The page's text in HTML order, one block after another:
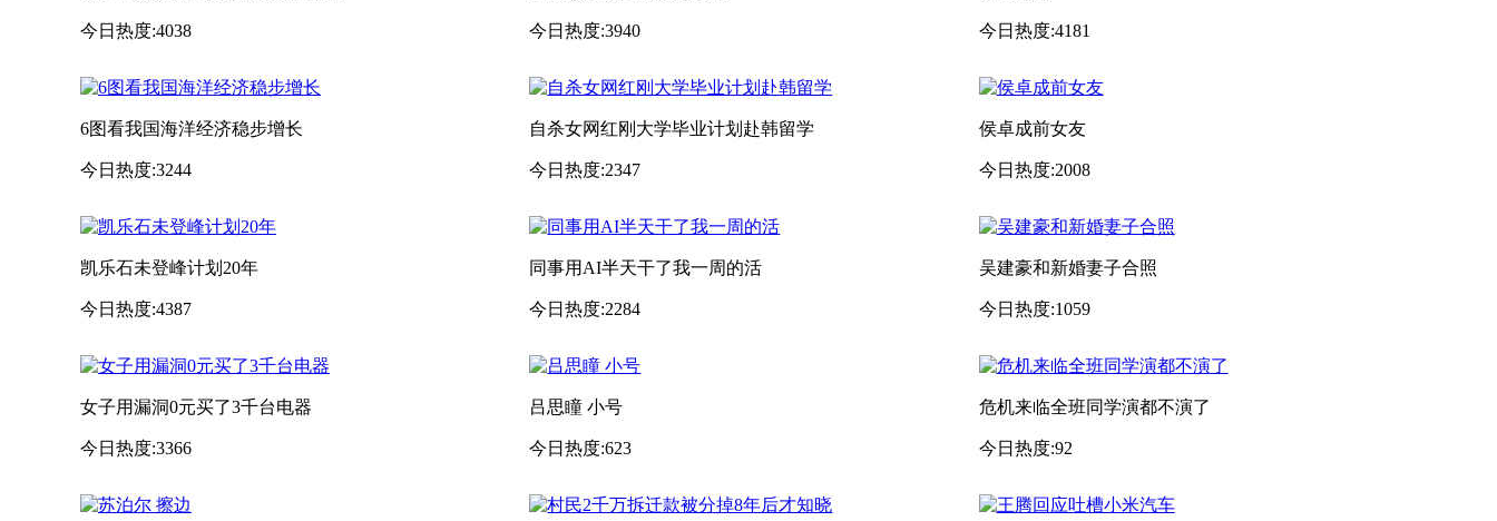
今日热度:4038
6图看我国海洋经济稳步增长
今日热度:3244
凯乐石未登峰计划20年
今日热度:4387
女子用漏洞0元买了3千台电器
今日热度:3366
今日热度:3940
自杀女网红刚大学毕业计划赴韩留学
今日热度:2347
同事用AI半天干了我一周的活
今日热度:2284
吕思瞳 小号
今日热度:623
今日热度:4181
侯卓成前女友
今日热度:2008
吴建豪和新婚妻子合照
今日热度:1059
危机来临全班同学演都不演了
今日热度:92